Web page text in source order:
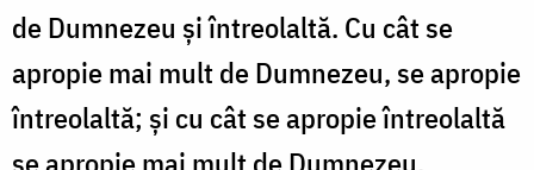
de Dumnezeu și întreolaltă. Cu cât se
apropie mai mult de Dumnezeu, se apropie
întreolaltă; și cu cât se apropie întreolaltă